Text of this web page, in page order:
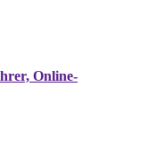
Online-